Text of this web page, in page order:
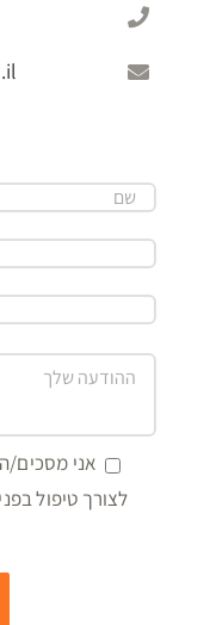
אני מסכים/
לצורך טיפול